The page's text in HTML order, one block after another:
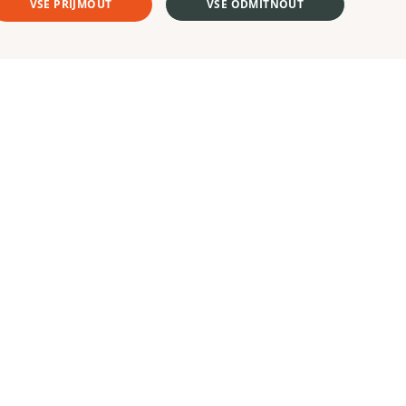
VŠE PŘIJMOUT VŠE ODMÍTNOUT